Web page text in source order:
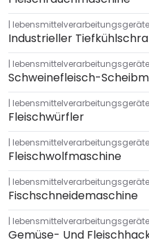
lebensmittelverarbeitungsgeräte
Industrieller
lebensmittelverarbeitungsgeräte
Schweinefleisch-
lebensmittelverarbeitungsgeräte
Fleischwürfler
lebensmittelverarbeitungsgeräte
Fleischwolfmaschine
lebensmittelverarbeitungsgeräte
Fischschneidemaschine
lebensmittelverarbeitungsgeräte
Gemüse- Und